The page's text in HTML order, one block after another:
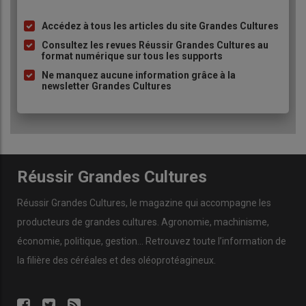
Liste
à
puce
Accédez à tous les articles du site Grandes Cultures
Consultez les revues Réussir Grandes Cultures au
format numérique sur tous les supports
Ne manquez aucune information grâce à la
newsletter Grandes Cultures
Réussir Grandes Cultures
Réussir Grandes Cultures, le magazine qui accompagne les
producteurs de grandes cultures Agronomie, machinisme,
économie, politique, gestion … Retrouvez toute l’information de
la filière des céréales et des oléoprotéagineux